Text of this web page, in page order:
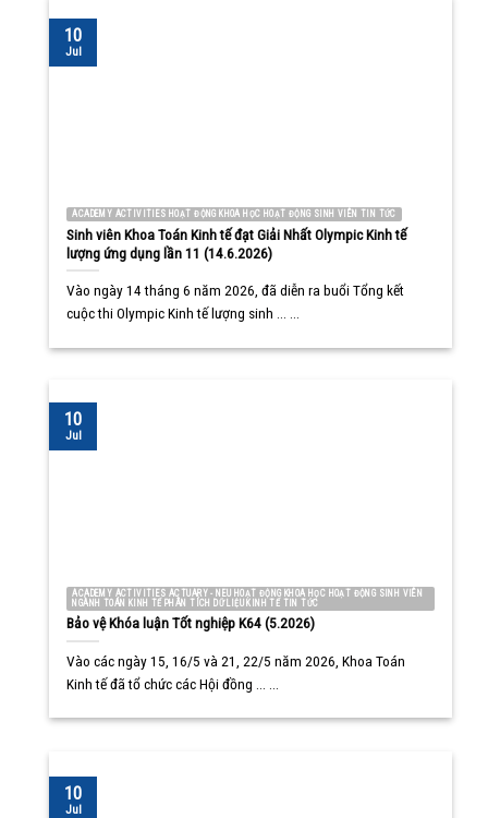
ACADEMY ACTIVITIES HOẠT ĐỘNG KHOA HỌC HOẠT ĐỘNG SINH VIÊN TIN TỨC
Sinh viên Khoa Toán Kinh tế đạt Giải Nhất Olympic Kinh tế
lượng ứng dụng lần 11 (14.6.2026)
Vào ngày 14 tháng 6 năm 2026, đã diễn ra buổi Tổng kết
cuộc thi Olympic Kinh tế lượng sinh ... ...
10
Jul
ACADEMY ACTIVITIES ACTUARY - NEU HOẠT ĐỘNG KHOA HỌC HOẠT ĐỘNG SINH VIÊN
NGÀNH TOÁN KINH TẾ PHÂN TÍCH DỮ LIỆU KINH TẾ TIN TỨC
Bảo vệ Khóa luận Tốt nghiệp K64 (5.2026)
Vào các ngày 15, 16/5 và 21, 22/5 năm 2026, Khoa Toán
Kinh tế đã tổ chức các Hội đồng ... ...
10
Jul
10
Jul